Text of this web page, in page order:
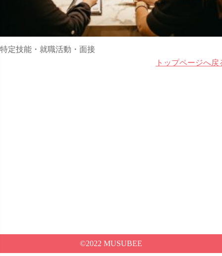
特定技能・就職活動・面接
トップページへ戻
©2022 MUSUBEE